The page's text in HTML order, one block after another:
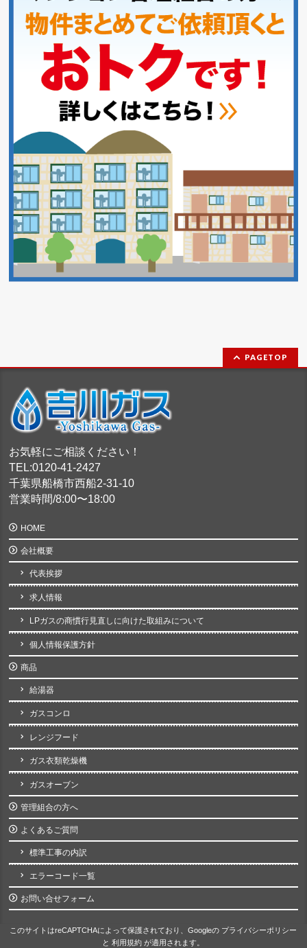
PAGETOP
お気軽にご相談ください！
TEL:0120-41-2427
千葉県船橋市西船2-31-10
営業時間/8:00〜18:00
HOME
会社概要
代表挨拶
求人情報
LPガスの商慣行見直しに向けた取組みについて
個人情報保護方針
商品
給湯器
ガスコンロ
レンジフード
ガス衣類乾燥機
ガスオーブン
管理組合の方へ
よくあるご質問
標準工事の内訳
エラーコード一覧
お問い合せフォーム
このサイトはreCAPTCHAによって保護されており、Googleの プライバシーポリシー
と利用規約 が適用されます。